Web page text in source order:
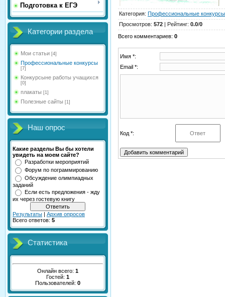
Подготовка к ЕГЭ
Категории раздела
Мои статьи [4]
Профессиональные конкурсы
[7]
Конкурсыне работы учащихся
[0]
плакаты [1]
Полезные сайты [1]
Наш опрос
Какие разделы Вы бы хотели
увидеть на моем сайте?
Разработки мероприятий
Форум по пограммированию
Обсуждение олимпиадных
заданий
Если есть предложения - жду
их через гостевую книгу
Результаты | Архив опросов
Всего ответов: 5
Статистика
Онлайн всего: 1
Гостей: 1
Пользователей: 0
Категория: Профессиональные конкурсы
Просмотров: 572 | Рейтинг: 0.0/0
Всего комментариев: 0
Имя *:
Email *:
Код *: